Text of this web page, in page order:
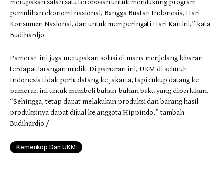
merupakan salah satu terobosan untuk mendukung program
pemulihan ekonomi nasional, Bangga Buatan Indonesia, Hari
Konsumen Nasional, dan untuk memperingati Hari Kartini,” kata
Budihardjo.
Pameran ini juga merupakan solusi di mana menjelang lebaran
terdapat larangan mudik. Di pameran ini, UKM di seluruh
Indonesia tidak perlu datang ke Jakarta, tapi cukup datang ke
pameran ini untuk membeli bahan-bahan baku yang diperlukan.
“Sehingga, tetap dapat melakukan produksi dan barang hasil
produksinya dapat dijual ke anggota Hippindo,” tambah
Budihardjo./
Kemenkop Dan UKM